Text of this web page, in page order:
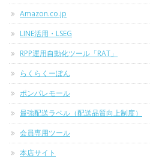
Amazon.co.jp
LINE活用・LSEG
RPP運用自動化ツール「RAT」
らくらくーぽん
ポンパレモール
最強配送ラベル（配送品質向上制度）
会員専用ツール
本店サイト